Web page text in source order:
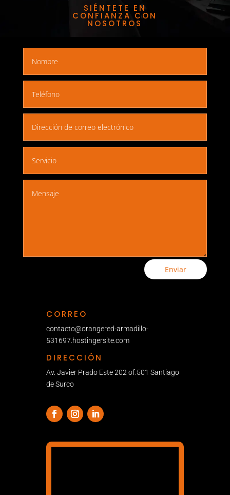
SIÉNTETE EN
CONFIANZA CON
NOSOTROS
Enviar
CORREO
contacto@orangered-armadillo-
531697.hostingersite.com
DIRECCIÓN
Av. Javier Prado Este 202 of.501 Santiago
de Surco